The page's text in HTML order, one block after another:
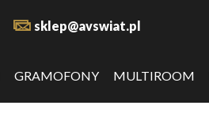
sklep@avswiat.pl
GRAMOFONY MULTIROOM